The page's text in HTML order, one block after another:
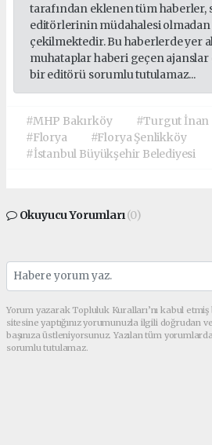
tarafından eklenen tüm haberler,
editörlerinin müdahalesi
çekilmektedir. Bu haberlerde yer
muhataplar haberi geçen
bir editörü sorumlu tutulamaz...
#MHP Bakırköy #Turgut İnan
#Florya
#Florya Şenlikköy
#İstanbul Büyükşehir Belediyesi
Okuyucu Yorumları(0)
Yorum yazarak Topluluk Kuralları’nı kabul
sitesine yaptığınız yorumunuzla ilgili doğrudan
başınıza üstleniyorsunuz. Yazılan tüm
sorumlu tutulamaz.